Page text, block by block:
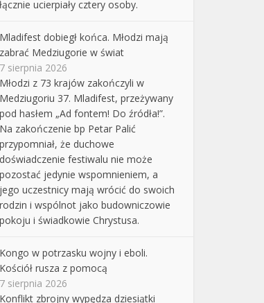
łącznie ucierpiały cztery osoby.
Mladifest dobiegł końca. Młodzi mają
zabrać Medziugorie w świat
7 sierpnia 2026
Młodzi z 73 krajów zakończyli w
Medziugoriu 37. Mladifest, przeżywany
pod hasłem „Ad fontem! Do źródła!”.
Na zakończenie bp Petar Palić
przypomniał, że duchowe
doświadczenie festiwalu nie może
pozostać jedynie wspomnieniem, a
jego uczestnicy mają wrócić do swoich
rodzin i wspólnot jako budowniczowie
pokoju i świadkowie Chrystusa.
Kongo w potrzasku wojny i eboli.
Kościół rusza z pomocą
7 sierpnia 2026
Konflikt zbrojny wypędza dziesiątki